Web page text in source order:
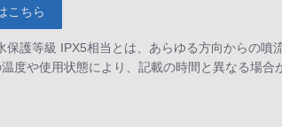
こちら
保護等級 IPX5相当とは、あらゆる方向からの噴
温度や使用状態により、記載の時間と異なる場